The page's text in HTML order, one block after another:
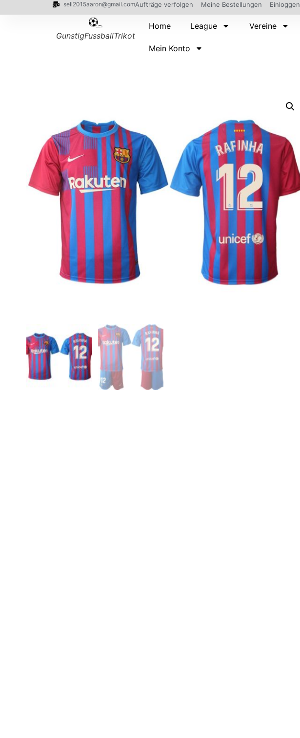
sell2015aaron@gmail.comAufträge verfolgen Meine Bestellungen Einloggen
GunstigFussballTrikot
Home League Vereine
Mein Konto